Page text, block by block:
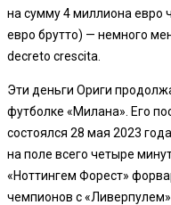
на сумму 4 миллиона евро
евро брутто) — немного
decreto crescita.
Эти деньги Ориги
футболке «Милана». Его
состоялся 28 мая 2023
на поле всего четыре
«Ноттингем Форест»
чемпионов с